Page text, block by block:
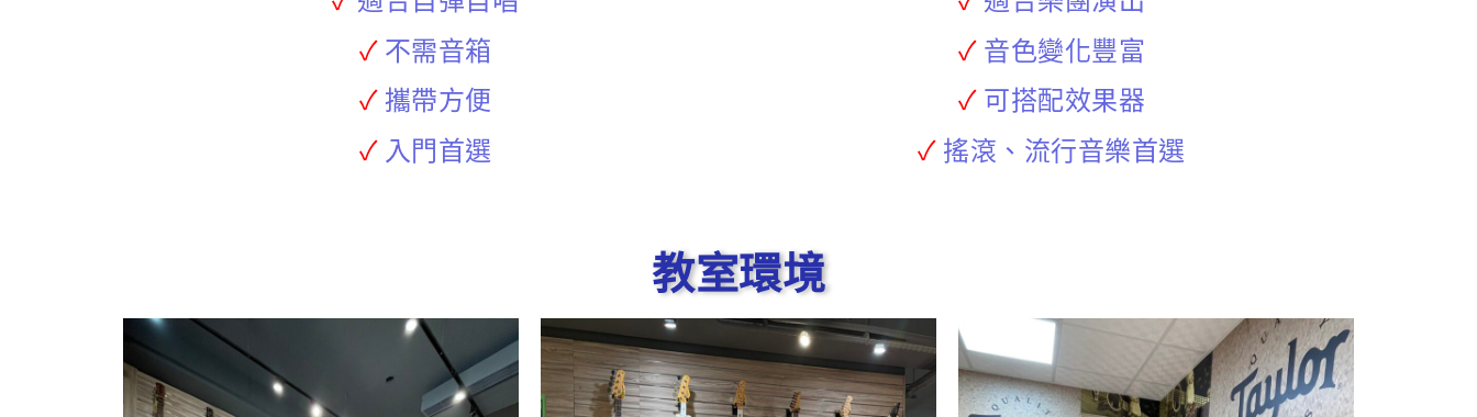
✓不需音箱
✓攜帶方便
✓入門首選
✓音色變化豐富
✓可搭配效果器
✓搖滾、流行音樂首選
教室環境